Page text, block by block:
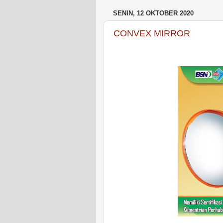
SENIN, 12 OKTOBER 2020
CONVEX MIRROR